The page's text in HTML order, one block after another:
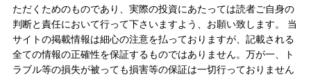
ただくためのものであり、実際の投資にあたっては読者ご自身の
判断と責任において行って下さいますよう、お願い致します。 当
サイトの掲載情報は細心の注意を払っておりますが、記載される
全ての情報の正確性を保証するものではありません。万が一、ト
ラブル等の損失が被っても損害等の保証は一切行っておりません